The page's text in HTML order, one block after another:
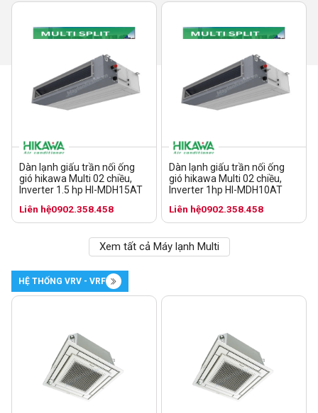
Dàn lạnh giấu trần nối ống
gió hikawa Multi 02 chiều,
Inverter 1.5 hp HI-MDH15AT
Liên hệ0902.358.458
Dàn lạnh giấu trần nối ống
gió hikawa Multi 02 chiều,
Inverter 1hp HI-MDH10AT
Liên hệ0902.358.458
Xem tất cả Máy lạnh Multi
HỆ THỐNG VRV - VRF